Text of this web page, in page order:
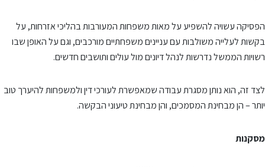
הפסיקה עשויה להשפיע על מאות משפחות המעורבות בהליכי אזרחות, על
בקשות לעלייה משולבות עם עניינים משפחתיים מורכבים, וגם על האופן שבו
רשויות הממשל נדרשות לנהל דיונים מול עולים ותושבים חדשים.
לצד זה, הוא נותן מסגרת עבודה שמאפשרת לעורכי דין ולמשפחות להיערך טוב
יותר – הן מבחינת המסמכים, והן מבחינת טיעוני הבקשה.
מסקנות